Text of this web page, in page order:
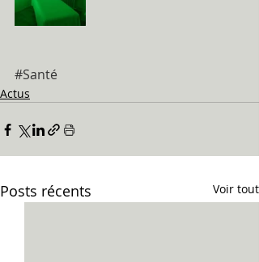
#Santé
Actus
Posts récents Voir tout